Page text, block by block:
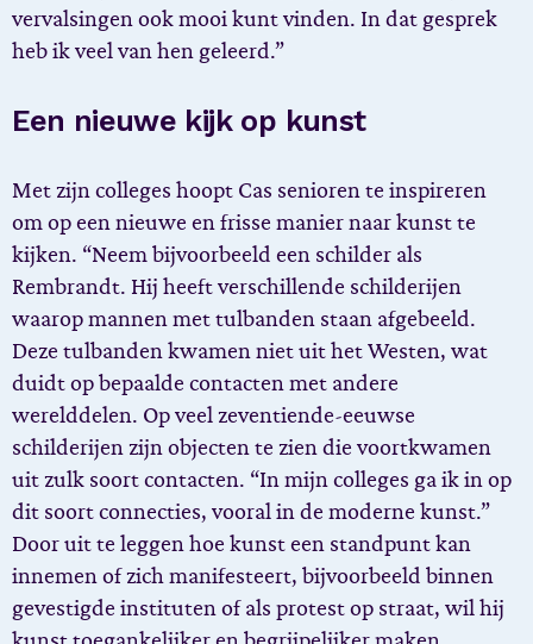
vervalsingen ook mooi kunt vinden. In dat gesprek
heb ik veel van hen geleerd.”
Een nieuwe kijk op kunst
Met zijn colleges hoopt Cas senioren te inspireren
om op een nieuwe en frisse manier naar kunst te
kijken. “Neem bijvoorbeeld een schilder als
Rembrandt. Hij heeft verschillende schilderijen
waarop mannen met tulbanden staan afgebeeld.
Deze tulbanden kwamen niet uit het Westen, wat
duidt op bepaalde contacten met andere
werelddelen. Op veel zeventiende-eeuwse
schilderijen zijn objecten te zien die voortkwamen
uit zulk soort contacten. “In mijn colleges ga ik in op
dit soort connecties, vooral in de moderne kunst.”
Door uit te leggen hoe kunst een standpunt kan
innemen of zich manifesteert, bijvoorbeeld binnen
gevestigde instituten of als protest op straat, wil hij